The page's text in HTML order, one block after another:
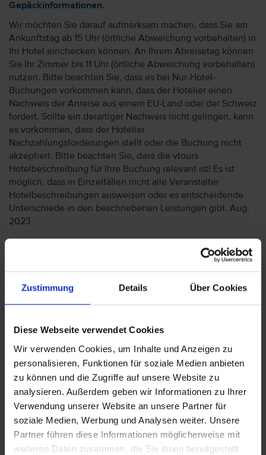
Zustimmung Details Über Cookies
Diese Webseite verwendet Cookies
Wir verwenden Cookies, um Inhalte und Anzeigen zu
personalisieren, Funktionen für soziale Medien anbieten
zu können und die Zugriffe auf unsere Website zu
analysieren. Außerdem geben wir Informationen zu Ihrer
Verwendung unserer Website an unsere Partner für
soziale Medien, Werbung und Analysen weiter. Unsere
Partner führen diese Informationen möglicherweise mit
weiteren Daten zusammen, die Sie ihnen bereitgestellt
Gepäckinformationen.
Wir möchten Sie darauf aufmerksam machen, dass Sie am
Ankunftstag ab 15 Uhr (örtliche Abweichung vorbehalten) in
Ihr Hotel einchecken können. An Ihrem Abreisetag können
Sie Ihr Zimmer bis 11 Uhr (örtliche Abweichung vorbehalten)
nutzen. Bitte beachten Sie, dass es bei Nur-Hotel-
Buchungen vorkommen kann, dass der Hotelier einen
Nachweis der Anreise aus einem EU-Land oder der Schweiz
fordert. Sollte ein derartiger Nachweis nicht gelingen, kann
es vorkommen, dass der Hotelier
Nachzahlungsforderungen stellt oder die Buchung nicht
akzeptiert. Bitte beachten Sie, dass die vtours
Hotelbeschreibung für Ihre Buchung relevant ist! Es ist
möglich, dass in Einzelfällen nicht alle Veranstalter
Hotelbeschreibungen ausweisen oder es entscheidende
Unterschiede in den beschriebenen Leistungen gibt. Aug.
2023
Wichtige Hinweise
(Electronic System for Travel Authorization)
registrieren. Zum ESTA Antragsformular:
https://esta.cbp.dhs.gov. Die ESTA-
Genehmigung ist für 2 Jahre gültig und kostet
USD 40,00 zahlbar online per Kreditkarte. Die
Preiserhöhung von USD 21,- auf USD 40,- gilt
davor eingereicht worden sind aber noch nicht